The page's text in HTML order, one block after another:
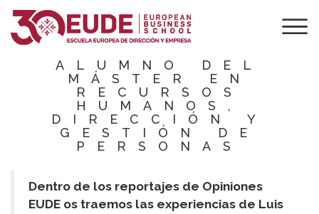
OPINIONES EUDE
| HABLAMOS CON
ALUMNO DEL
MÁSTER EN
RECURSOS
HUMANOS,
DIRECCIÓN Y
GESTIÓN DE
PERSONAS
Dentro de los reportajes de Opiniones
EUDE os traemos las experiencias de Luis